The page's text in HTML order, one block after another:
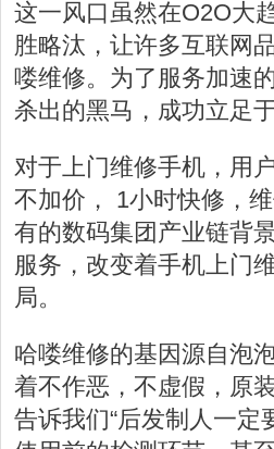
这一风口虽然在O2O大
胜略汰，让许多互联网
喽维修。为了服务加速
杀出的黑马，成功立足
对于上门维修手机，用
不加价， 1小时快修，
有的数码集团产业链背
服务，改变着手机上门
局。
哈喽维修的基因源自泡
着不作恶，不虚假，原
告诉我们“后发制人一